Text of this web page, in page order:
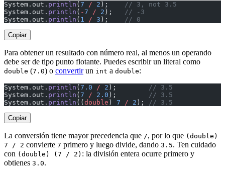
System.out. println ( 7 / 2 );
// 3, not 3.5
System.out. println ( -7 / 2 );
// -3
System.out. println ( 1 / 3 ); // 0
Copiar
Para obtener un resultado con número real, al menos un operando
debe ser de tipo punto flotante. Puedes escribir un literal como
double (7.0) o convertirun int a double:
System.out. println ( 7.0 / 2 );
// 3.5
System.out. println ( 7 / 2.0 );
// 3.5
System.out. println (( double ) 7 / 2 ); // 3.5
Copiar
La conversión tiene mayor precedencia que /, por lo que (double)
7 / 2 convierte 7 primero y luego divide, dando 3.5. Ten cuidado
con (double) (7 / 2) : la división entera ocurre primero y
obtienes 3.0.